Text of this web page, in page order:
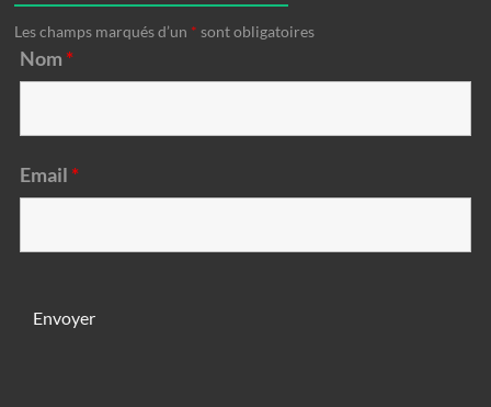
Les champs marqués d’un * sont obligatoires
Nom *
Email *